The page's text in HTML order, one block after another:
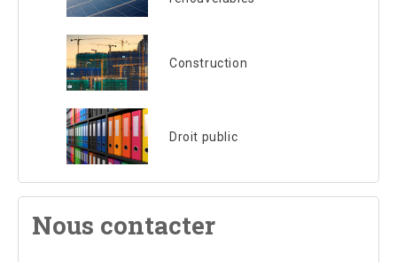
Construction
Droit public
Nous contacter